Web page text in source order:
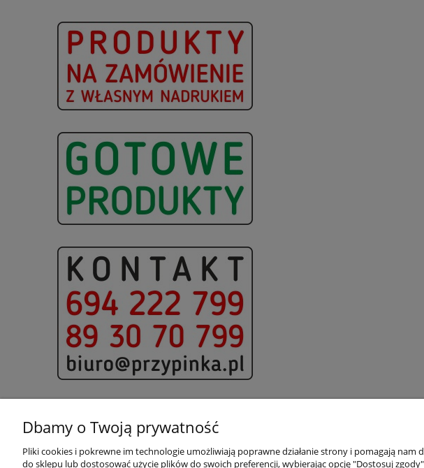
Pomoc Moje konto
Dbamy o Twoją prywatność
Pliki cookies i pokrewne im technologie umożliwiają poprawne działanie strony i pomagają
do sklepu lub dostosować użycie plików do swoich preferencji, wybierając opcję "Dostosuj